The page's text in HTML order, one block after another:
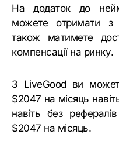
На додаток до
можете отримати з
також матимете
компенсації на ринку.
З LiveGood ви
$2047 на місяць
навіть без
$2047 на місяць.